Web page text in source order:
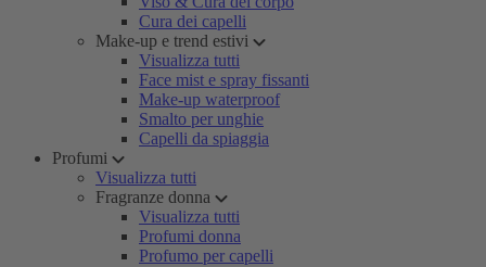
Cura dei capelli
Make-up e trend estivi
Visualizza tutti
Face mist e spray fissanti
Make-up waterproof
Smalto per unghie
Capelli da spiaggia
Profumi
Visualizza tutti
Fragranze donna
Visualizza tutti
Profumi donna
Profumo per capelli